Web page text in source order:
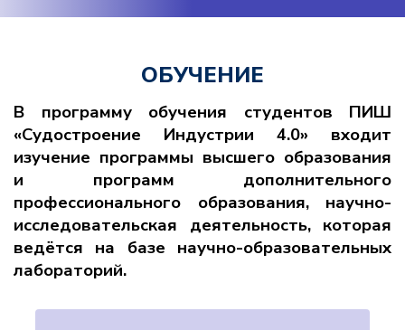
ОБУЧЕНИЕ
В программу обучения студентов ПИШ
«Судостроение Индустрии 4.0» входит
изучение программы высшего образования
и программ дополнительного
профессионального образования, научно-
исследовательская деятельность, которая
ведётся на базе научно-образовательных
лабораторий.